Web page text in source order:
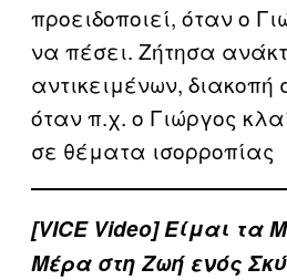
προειδοποιεί, όταν ο
να πέσει. Ζήτησα
αντικειμένων,
όταν π.χ. ο Γιώργος
σε θέματα ισορροπίας
[VICE Video] Είμαι τα
Μέρα στη Ζωή ενός